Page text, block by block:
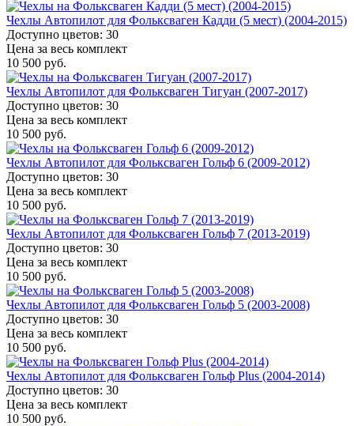
Чехлы Автопилот для Фольксваген Кадди (5 мест) (2004-2015)
Доступно цветов: 30
Цена за весь комплект
10 500 руб.
Чехлы Автопилот для Фольксваген Тигуан (2007-2017)
Доступно цветов: 30
Цена за весь комплект
10 500 руб.
Чехлы Автопилот для Фольксваген Гольф 6 (2009-2012)
Доступно цветов: 30
Цена за весь комплект
10 500 руб.
Чехлы Автопилот для Фольксваген Гольф 7 (2013-2019)
Доступно цветов: 30
Цена за весь комплект
10 500 руб.
Чехлы Автопилот для Фольксваген Гольф 5 (2003-2008)
Доступно цветов: 30
Цена за весь комплект
10 500 руб.
Чехлы Автопилот для Фольксваген Гольф Plus (2004-2014)
Доступно цветов: 30
Цена за весь комплект
10 500 руб.